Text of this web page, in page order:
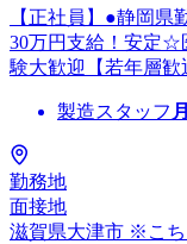
【正社員】●静岡
30万円支給！安定☆
験大歓迎【若年層歓
製造スタッフ
勤務地
面接地
滋賀県大津市 ※こ